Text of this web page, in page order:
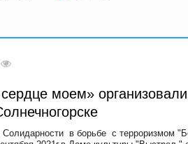
моем»
в борьбе с терроризмом